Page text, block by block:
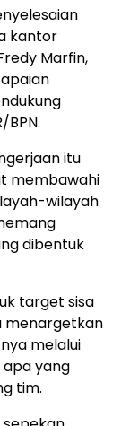
kantor
Marfin,
itu
membawahi
wilayah
dibentuk
target sisa
menargetkan
melalui
yang
tim.